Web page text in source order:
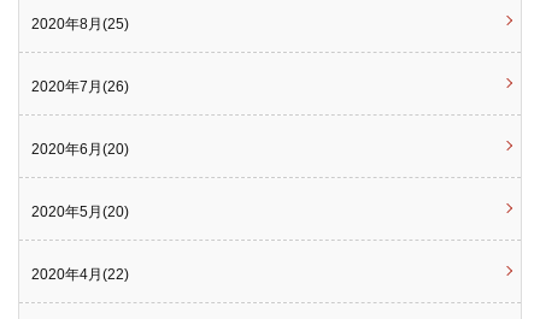
2020年8月(25)
2020年7月(26)
2020年6月(20)
2020年5月(20)
2020年4月(22)